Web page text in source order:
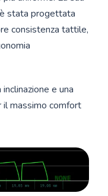
stata progettata
consistenza tattile,
e una
massimo comfort